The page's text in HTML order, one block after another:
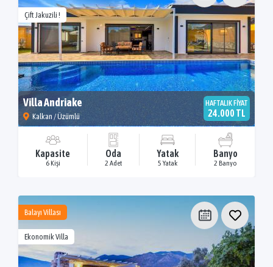
Çift Jakuzili !
Villa Andriake
Kalkan / Üzümlü
HAFTALIK FİYAT
24.000 TL
Kapasite
6 Kişi
Oda
2 Adet
Yatak
5 Yatak
Banyo
2 Banyo
Balayı Villası
Ekonomik Villa